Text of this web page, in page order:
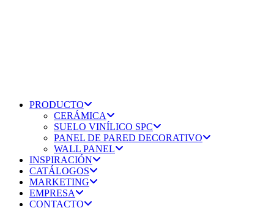
PRODUCTO
CERÁMICA
SUELO VINÍLICO SPC
PANEL DE PARED DECORATIVO
WALL PANEL
INSPIRACIÓN
CATÁLOGOS
MARKETING
EMPRESA
CONTACTO